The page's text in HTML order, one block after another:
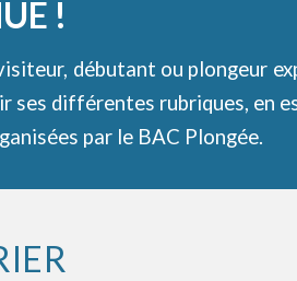
!
débutant ou plongeur
différentes rubriques, en
par le BAC Plongée.